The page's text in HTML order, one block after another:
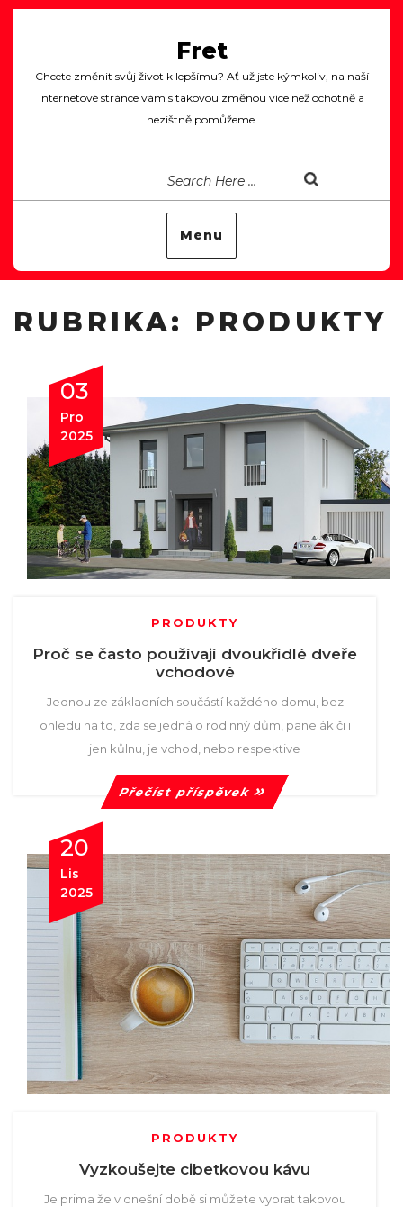
Fret
Chcete změnit svůj život k lepšímu? Ať už jste kýmkoliv, na naší
internetové stránce vám s takovou změnou více než ochotně a
nezištně pomůžeme.
Menu
RUBRIKA: PRODUKTY
03
Pro
2025
PRODUKTY
Proč se často používají dvoukřídlé dveře
vchodové
Jednou ze základních součástí každého domu, bez
ohledu na to, zda se jedná o rodinný dům, panelák či i
jen kůlnu, je vchod, nebo respektive
Přečíst příspěvek
20
Lis
2025
PRODUKTY
Vyzkoušejte cibetkovou kávu
Je prima že v dnešní době si můžete vybrat takovou